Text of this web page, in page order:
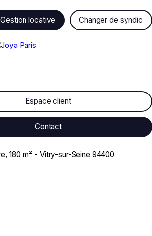
Gestion locative Changer de syndic
Espace client
Contact